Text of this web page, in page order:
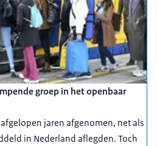
groep in het openbaar
jaren afgenomen, net als
in Nederland aflegden. Toch